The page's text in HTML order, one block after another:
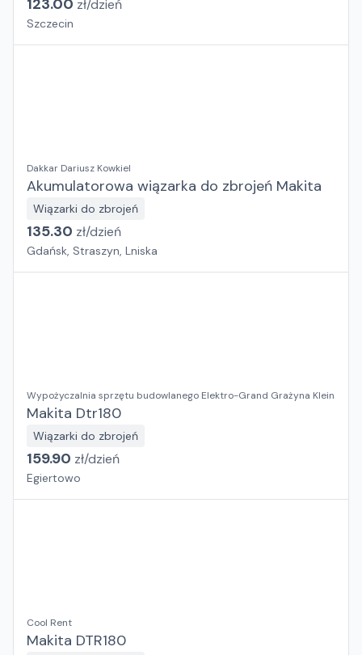
123.00 zł/dzień
Szczecin
Dakkar Dariusz Kowkiel
Akumulatorowa wiązarka do zbrojeń Makita
Wiązarki do zbrojeń
135.30 zł/dzień
Gdańsk, Straszyn, Lniska
Wypożyczalnia sprzętu budowlanego Elektro-Grand Grażyna Klein
Makita Dtr180
Wiązarki do zbrojeń
159.90 zł/dzień
Egiertowo
Cool Rent
Makita DTR180